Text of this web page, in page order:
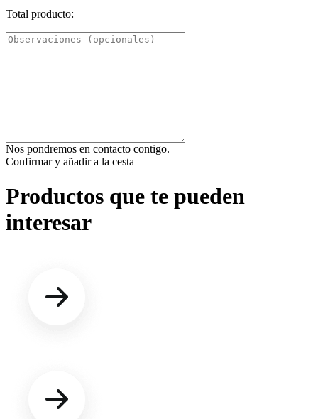
Total producto:
Nos pondremos en contacto contigo.
Confirmar y añadir a la cesta
Productos que te pueden
interesar